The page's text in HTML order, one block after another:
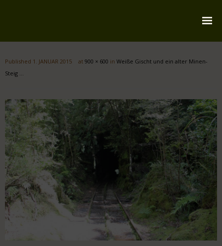
Widmung
Kontakt
Impressum
Datenschutz
Published 1. JANUAR 2015 at 900 × 600 in Weiße Gischt und ein alter Minen-
Steig …